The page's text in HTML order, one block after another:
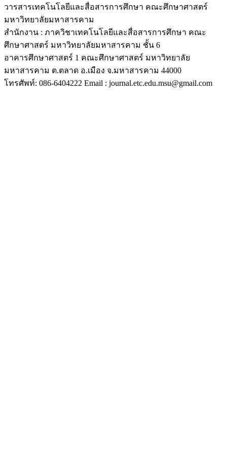
วารสารเทคโนโลยีและสื่อสารการศึกษา คณะศึกษาศาสตร์
มหาวิทยาลัยมหาสารคาม
สำนักงาน : ภาควิชาเทคโนโลยีและสื่อสารการศึกษา คณะ
ศึกษาศาสตร์ มหาวิทยาลัยมหาสารคาม ชั้น 6
อาคารศึกษาศาสตร์ 1 คณะศึกษาศาสตร์ มหาวิทยาลัย
มหาสารคาม ต.ตลาด อ.เมือง จ.มหาสารคาม 44000
โทรศัพท์: 086-6404222 Email : journal.etc.edu.msu@gmail.com